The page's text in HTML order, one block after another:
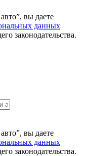
вы даете
данных
законодательства.
вы даете
данных
законодательства.